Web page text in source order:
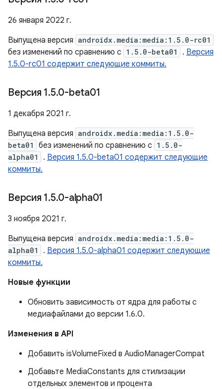
26 января 2022 г.
Выпущена версия androidx.media:media:1.5.0-rc01
без изменений по сравнению с 1.5.0-beta01 . Версия
1.5.0-rc01 содержит следующие коммиты.
Версия 1.5.0-beta01
1 декабря 2021 г.
Выпущена версия androidx.media:media:1.5.0-
beta01
без изменений по сравнению с 1.5.0-
alpha01
. Версия 1.5.0-beta01 содержит следующие
коммиты.
Версия 1.5.0-alpha01
3 ноября 2021 г.
Выпущена версия androidx.media:media:1.5.0-
alpha01
. Версия 1.5.0-alpha01 содержит следующие
коммиты.
Новые функции
Обновить зависимость от ядра для работы с
медиафайлами до версии 1.6.0.
Изменения в API
Добавить isVolumeFixed в AudioManagerCompat
Добавьте MediaConstants для стилизации
отдельных элементов и процента